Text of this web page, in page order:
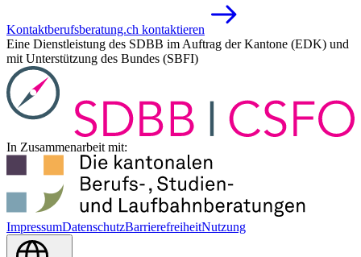
Kontaktberufsberatung.ch kontaktieren
Eine Dienstleistung des SDBB im Auftrag der Kantone (EDK) und
mit Unterstützung des Bundes (SBFI)
In Zusammenarbeit mit:
ImpressumDatenschutzBarrierefreiheitNutzung